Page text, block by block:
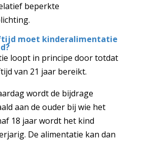
beperkte
moet kinderalimentatie
loopt in principe door totdat
van 21 jaar bereikt.
wordt de bijdrage
aan de ouder bij wie het
18 jaar wordt het kind
De alimentatie kan dan